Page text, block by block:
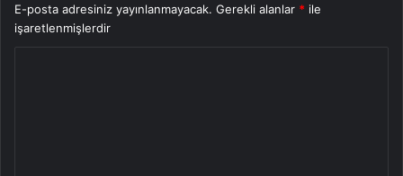
E-posta adresiniz yayınlanmayacak. Gerekli alanlar * ile
işaretlenmişlerdir